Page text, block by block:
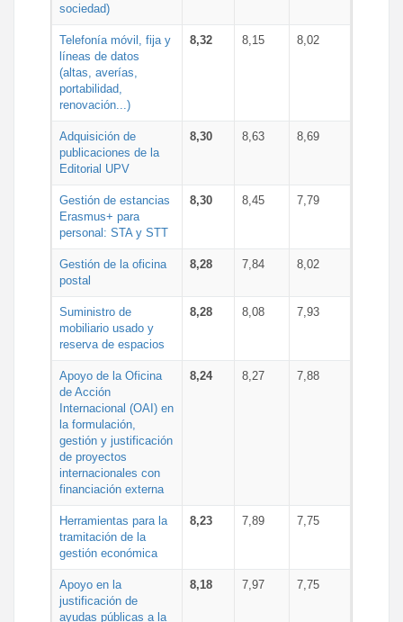
sociedad)
Telefonía móvil, fija y
líneas de datos
(altas, averías,
portabilidad,
renovación...)
8,32 8,15 8,02
Adquisición de
publicaciones de la
Editorial UPV
8,30 8,63 8,69
Gestión de estancias
Erasmus+ para
personal: STA y STT
8,30 8,45 7,79
Gestión de la oficina
postal
8,28 7,84 8,02
Suministro de
mobiliario usado y
reserva de espacios
8,28 8,08 7,93
Apoyo de la Oficina
de Acción
Internacional (OAI) en
la formulación,
gestión y justificación
de proyectos
internacionales con
financiación externa
8,24 8,27 7,88
Herramientas para la
tramitación de la
gestión económica
8,23 7,89 7,75
Apoyo en la
justificación de
ayudas públicas a la
8,18 7,97 7,75